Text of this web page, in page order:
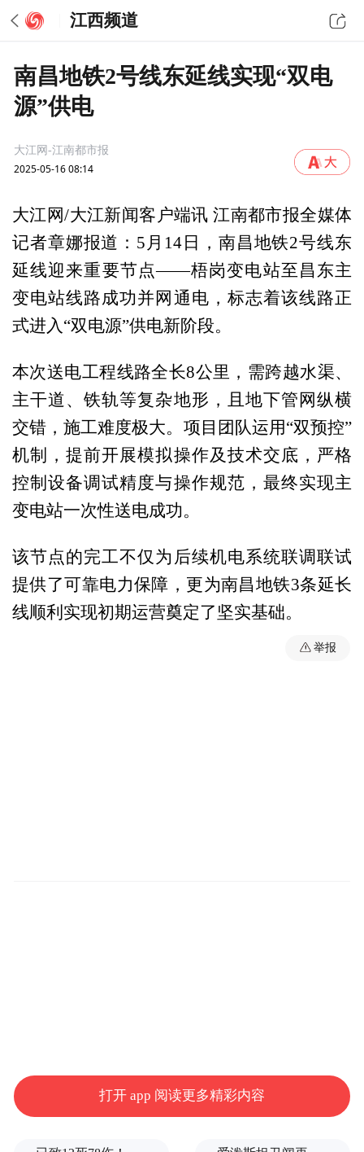
江西频道
南昌地铁2号线东延线实现“双电
源”供电
大江网-江南都市报
2025-05-16 08:14
大江网/大江新闻客户端讯 江南都市报全媒体
记者章娜报道：5月14日，南昌地铁2号线东
延线迎来重要节点——梧岗变电站至昌东主
变电站线路成功并网通电，标志着该线路正
式进入“双电源”供电新阶段。
本次送电工程线路全长8公里，需跨越水渠、
主干道、铁轨等复杂地形，且地下管网纵横
交错，施工难度极大。项目团队运用“双预控”
机制，提前开展模拟操作及技术交底，严格
控制设备调试精度与操作规范，最终实现主
变电站一次性送电成功。
该节点的完工不仅为后续机电系统联调联试
提供了可靠电力保障，更为南昌地铁3条延长
线顺利实现初期运营奠定了坚实基础。
举报
打开 app 阅读更多精彩内容